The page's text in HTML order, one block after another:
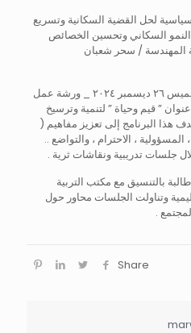
لحل القضية السكانية وتسريع
السكاني وتحسين الخصائص
المهندسة / سحر شعبان
أمس الخميس ٢٦ ديسمبر ٢٠٢٤ _ ورشة عمل
” قيم وحياة ” لتنمية وترسيخ
هذا البرنامج إلى تعزيز مفاهيم (
المسؤولية ، الاحترام ، والتواضع ..
جلسات تدريبية ونقاشات ثرية .
البرنامج مشاركة ( ٤٤ ) طالبة بالتنسيق مع مكتب التربية
وتناولت الجلسات محاور حول
.
Share